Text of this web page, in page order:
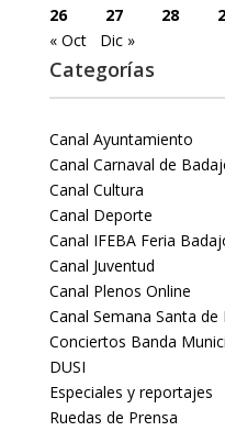
26
27 28
« Oct
Dic »
Categorías
Canal Ayuntamiento
Canal Carnaval de
Canal Cultura
Canal Deporte
Canal IFEBA Feria
Canal Juventud
Canal Plenos Online
Canal Semana Santa
Conciertos Banda
DUSI
Especiales y reportajes
Ruedas de Prensa